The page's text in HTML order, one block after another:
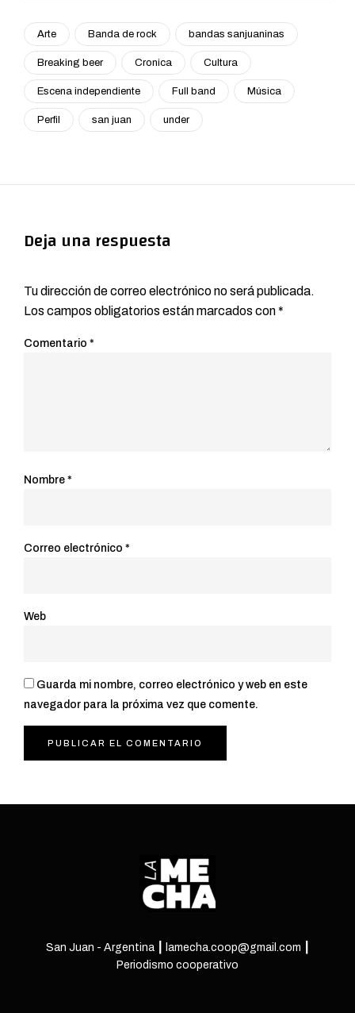
Arte Banda de rock bandas sanjuaninas
Breaking beer Cronica Cultura
Escena independiente Full band Música
Perfil san juan under
Deja una respuesta
Tu dirección de correo electrónico no será publicada.
Los campos obligatorios están marcados con*
Comentario *
Nombre *
Correo electrónico *
Web
Guarda mi nombre, correo electrónico y web en este
navegador para la próxima vez que comente.
San Juan - Argentina ┃ lamecha.coop@gmail.com ┃
Periodismo cooperativo